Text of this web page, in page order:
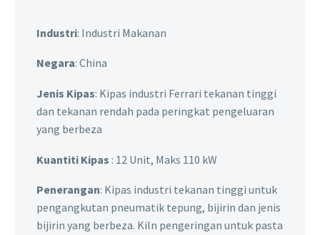
Industri: Industri Makanan
Negara: China
Jenis Kipas: Kipas industri Ferrari tekanan tinggi
dan tekanan rendah pada peringkat pengeluaran
yang berbeza
Kuantiti Kipas : 12 Unit, Maks 110 kW
Penerangan: Kipas industri tekanan tinggi untuk
pengangkutan pneumatik tepung, bijirin dan jenis
bijirin yang berbeza. Kiln pengeringan untuk pasta